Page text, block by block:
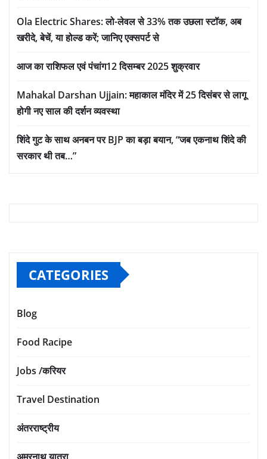
Ola Electric Shares: लो-लेवल से 33% तक उछला स्टॉक, अब
खरीदे, बेचें, या होल्ड करें; जानिए एक्सपर्ट से
आज का राशिफल एवं पंचांग12 दिसम्बर 2025 शुक्रवार
Mahakal Darshan Ujjain: महाकाल मंदिर में 25 दिसंबर से लागू
होगी नए साल की दर्शन व्यवस्था
शिंदे गुट के साथ अनबन पर BJP का बड़ा बयान, “जब एकनाथ शिंदे की
सरकार थी तब…”
CATEGORIES
Blog
Food Racipe
Jobs /करियर
Travel Destination
अंतरराष्ट्रीय